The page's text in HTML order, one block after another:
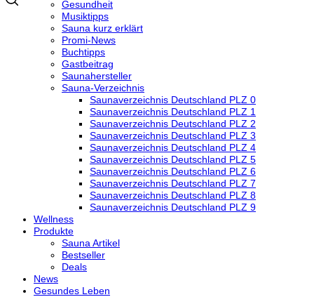
Gesundheit
Musiktipps
Sauna kurz erklärt
Promi-News
Buchtipps
Gastbeitrag
Saunahersteller
Sauna-Verzeichnis
Saunaverzeichnis Deutschland PLZ 0
Saunaverzeichnis Deutschland PLZ 1
Saunaverzeichnis Deutschland PLZ 2
Saunaverzeichnis Deutschland PLZ 3
Saunaverzeichnis Deutschland PLZ 4
Saunaverzeichnis Deutschland PLZ 5
Saunaverzeichnis Deutschland PLZ 6
Saunaverzeichnis Deutschland PLZ 7
Saunaverzeichnis Deutschland PLZ 8
Saunaverzeichnis Deutschland PLZ 9
Wellness
Produkte
Sauna Artikel
Bestseller
Deals
News
Gesundes Leben